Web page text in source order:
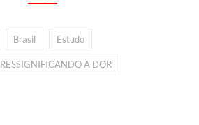
Brasil Estudo
RESSIGNIFICANDO A DOR